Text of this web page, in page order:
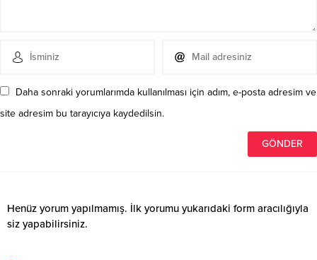
Daha sonraki yorumlarımda kullanılması için adım, e-posta adresim ve
site adresim bu tarayıcıya kaydedilsin.
Henüz yorum yapılmamış. İlk yorumu yukarıdaki form aracılığıyla
siz yapabilirsiniz.